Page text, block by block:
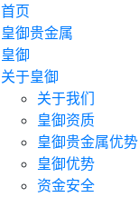
首页
皇御贵金属
皇御
关于皇御
关于我们
皇御资质
皇御贵金属优势
皇御优势
资金安全